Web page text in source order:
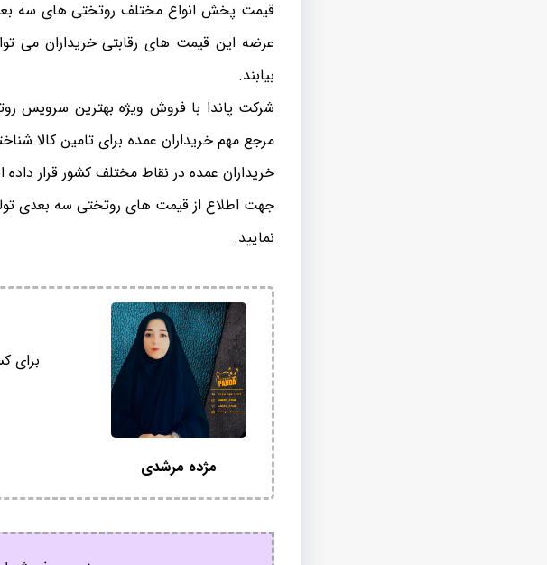
قیمت پخش انواع مختلف روتختی های سه
عرضه این قیمت های رقابتی خریداران می
بیابند.
شرکت پاندا با فروش ویژه بهترین سرویس
مرجع مهم خریداران عمده برای تامین کالا
خریداران عمده در نقاط مختلف کشور قرار
جهت اطلاع از قیمت های روتختی سه بعدی
نمایید.
مژده مرشدی
برای